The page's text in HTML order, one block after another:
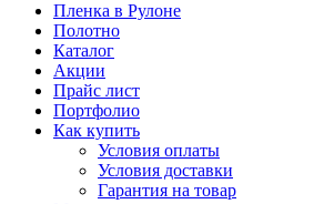
Пленка в Рулоне
Полотно
Каталог
Акции
Прайс лист
Портфолио
Как купить
Условия оплаты
Условия доставки
Гарантия на товар